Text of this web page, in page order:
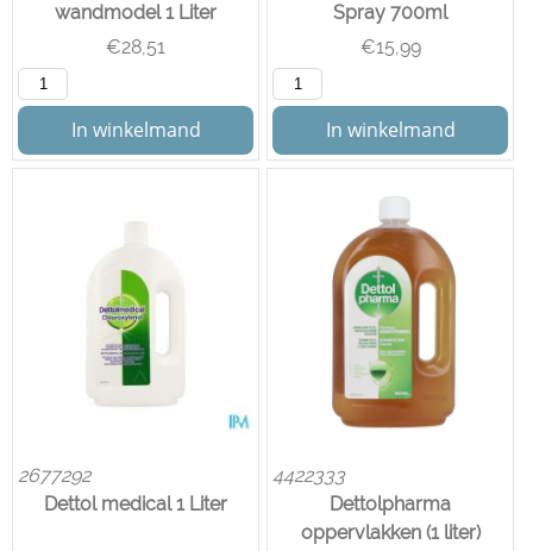
wandmodel 1 Liter
€28,51
In winkelmand
Spray 700ml
€15,99
In winkelmand
2677292
Dettol medical 1 Liter
4422333
Dettolpharma
oppervlakken (1 liter)